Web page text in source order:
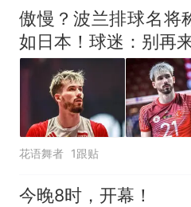
电力部门
台风"白海
大风力14
十多万
全部作废
傲慢？波兰排球名将
如日本！球迷：别再
花语舞者 1跟贴
今晚8时，开幕！